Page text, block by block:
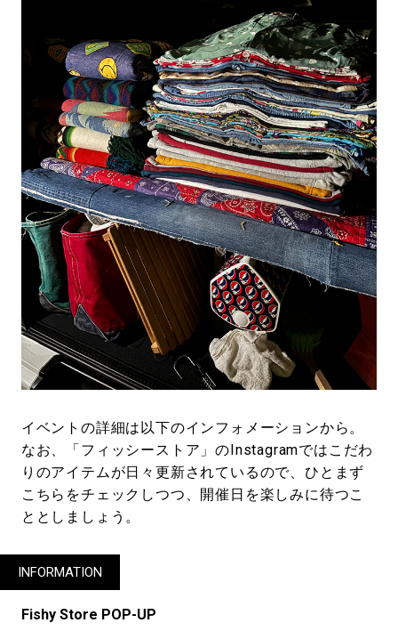
イベントの詳細は以下のインフォメーションから。
なお、「フィッシーストア」のInstagramではこだわ
りのアイテムが日々更新されているので、ひとまず
こちらをチェックしつつ、開催日を楽しみに待つこ
ととしましょう。
INFORMATION
Fishy Store POP-UP